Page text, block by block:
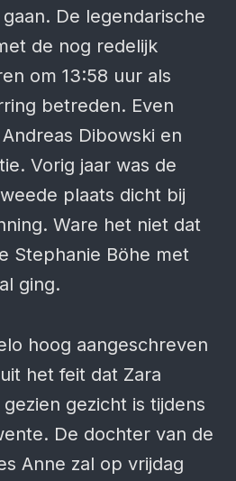
De legendarische
de nog redelijk
om 13:58 uur als
betreden. Even
Dibowski en
Vorig jaar was de
plaats dicht bij
Ware het niet dat
Stephanie Böhe met
ging.
hoog aangeschreven
het feit dat Zara
gezicht is tijdens
De dochter van de
Anne zal op vrijdag